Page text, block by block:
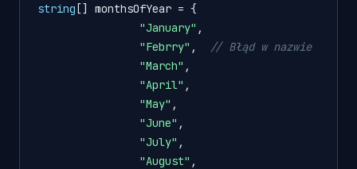
string [] monthsOfYear = {
"January" ,
"Febrry" ,
// Błąd w nazwie
"March" ,
"April" ,
"May" ,
"June" ,
"July" ,
"August" ,